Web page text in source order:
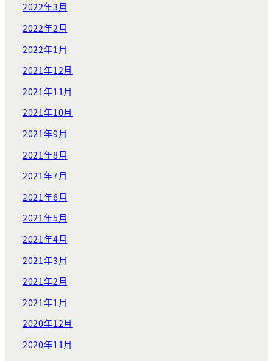
2022年3月
2022年2月
2022年1月
2021年12月
2021年11月
2021年10月
2021年9月
2021年8月
2021年7月
2021年6月
2021年5月
2021年4月
2021年3月
2021年2月
2021年1月
2020年12月
2020年11月